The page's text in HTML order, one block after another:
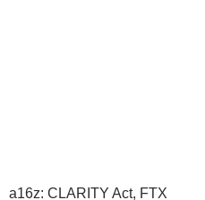
a16z: CLARITY Act, FTX